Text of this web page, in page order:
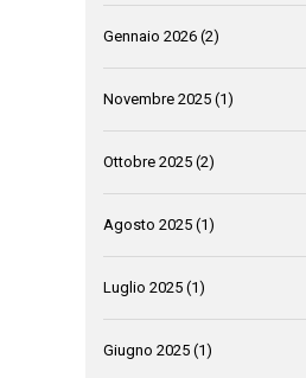
Gennaio 2026 (2)
Novembre 2025 (1)
Ottobre 2025 (2)
Agosto 2025 (1)
Luglio 2025 (1)
Giugno 2025 (1)